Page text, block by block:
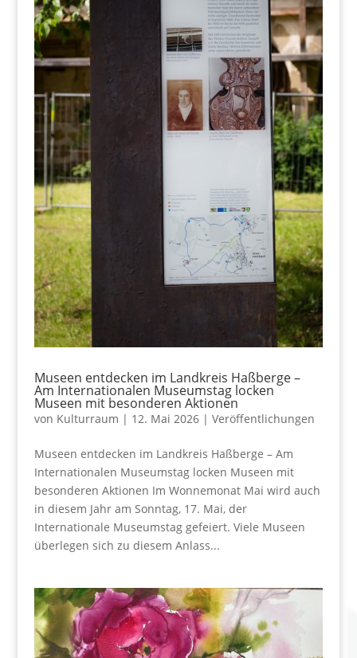
Museen entdecken im Landkreis Haßberge –
Am Internationalen Museumstag locken
Museen mit besonderen Aktionen
von Kulturraum | 12. Mai 2026| Veröffentlichungen
Museen entdecken im Landkreis Haßberge – Am
Internationalen Museumstag locken Museen mit
besonderen Aktionen Im Wonnemonat Mai wird auch
in diesem Jahr am Sonntag, 17. Mai, der
Internationale Museumstag gefeiert. Viele Museen
überlegen sich zu diesem Anlass...